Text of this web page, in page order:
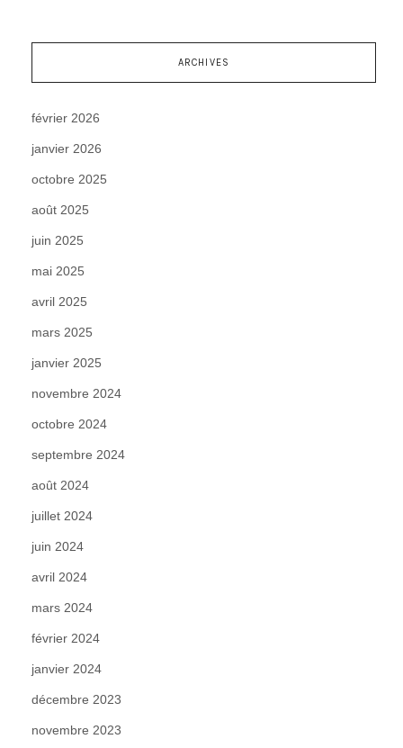
ARCHIVES
février 2026
janvier 2026
octobre 2025
août 2025
juin 2025
mai 2025
avril 2025
mars 2025
janvier 2025
novembre 2024
octobre 2024
septembre 2024
août 2024
juillet 2024
juin 2024
avril 2024
mars 2024
février 2024
janvier 2024
décembre 2023
novembre 2023